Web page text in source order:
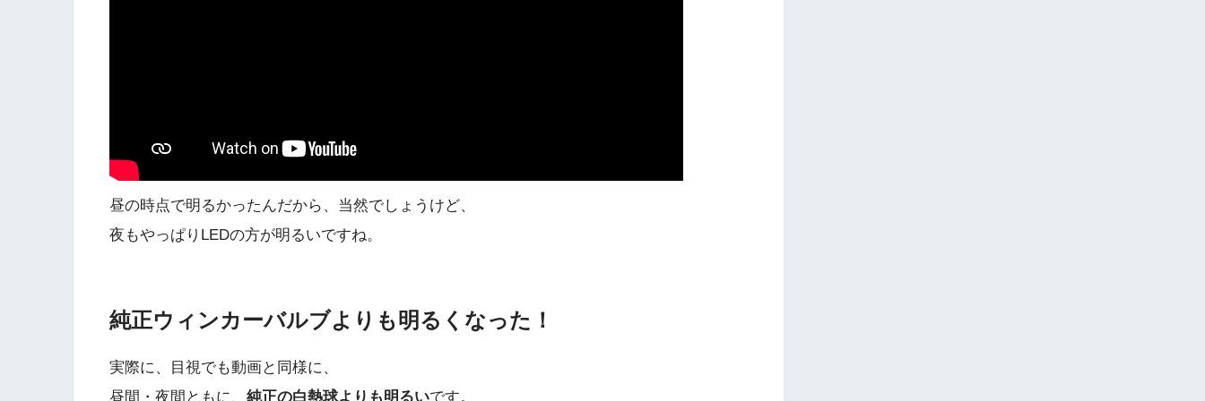
昼の時点で明るかったんだから、当然でしょうけど、
夜もやっぱりLEDの方が明るいですね。
純正ウィンカーバルブよりも明るくなった！
実際に、目視でも動画と同様に、
昼間・夜間ともに、 純正の白熱球よりも明るいです。